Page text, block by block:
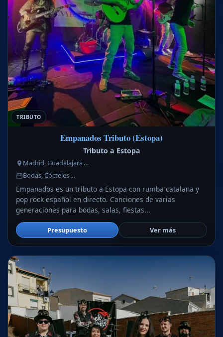
TRIBUTO
Empanados Tributo (Estopa)
Tributo a Estopa
Madrid, Guadalajara …
Bodas, Cócteles …
Empanados es un tributo a Estopa con rumba catalana y
pop rock español en directo. Canciones de varias
generaciones para bodas, salas, fiestas...
Presupuesto Ver más